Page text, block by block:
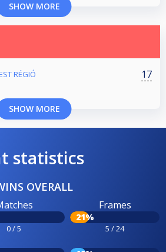
SHOW MORE
RÉGIÓ 17
SHOW MORE
statistics
OVERALL
0 / 5
Frames
21%
5 / 24